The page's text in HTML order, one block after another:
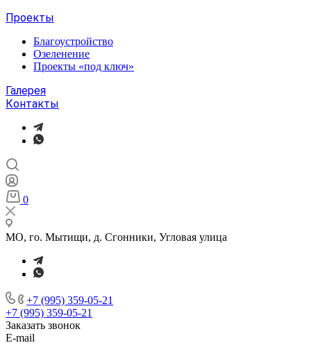
Проекты
Благоустройство
Озеленение
Проекты «под ключ»
Галерея
Контакты
0
МО, го. Мытищи, д. Сгонники, Угловая улица
+7 (995) 359-05-21
+7 (995) 359-05-21
Заказать звонок
E-mail